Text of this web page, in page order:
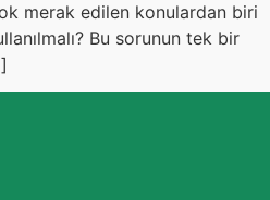
merak edilen konulardan biri
Bu sorunun tek bir